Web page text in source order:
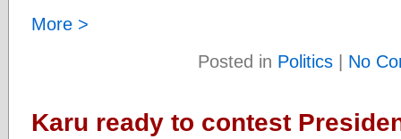
More >
Posted in Politics | No
Karu ready to contest